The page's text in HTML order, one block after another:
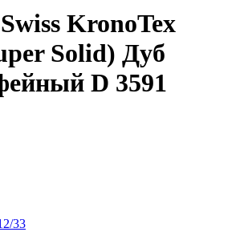
KronoTex
Solid) Дуб
D 3591
33